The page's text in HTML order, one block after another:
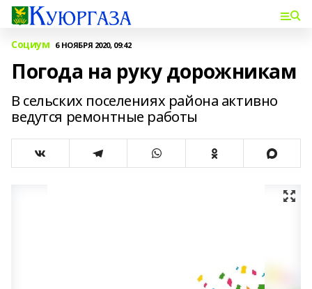
Социум 6 НОЯБРЯ 2020, 09:42
Погода на руку дорожникам
В сельских поселениях района активно
ведутся ремонтные работы